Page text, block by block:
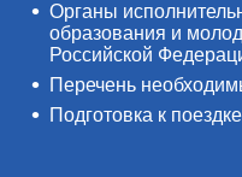
Органы
образования и
Российской
Перечень
Подготовка к поездке